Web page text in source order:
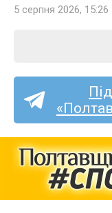
5 серпня 2026, 15:26